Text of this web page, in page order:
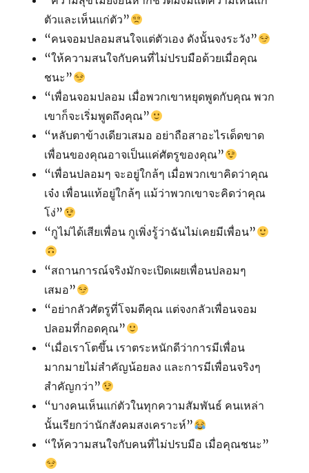
ตัวและเห็นแก่ตัว”
“คนจอมปลอมสนใจแต่ตัวเอง ดังนั้นจงระวัง”
“ให้ความสนใจกับคนที่ไม่ปรบมือด้วยเมื่อคุณ
ชนะ”
“เพื่อนจอมปลอม เมื่อพวกเขาหยุดพูดกับคุณ พวก
เขาก็จะเริ่มพูดถึงคุณ”
“หลับตาข้างเดียวเสมอ อย่าถือสาอะไรเด็ดขาด
เพื่อนของคุณอาจเป็นแค่ศัตรูของคุณ”
“เพื่อนปลอมๆ จะอยู่ใกล้ๆ เมื่อพวกเขาคิดว่าคุณ
เจ๋ง เพื่อนแท้อยู่ใกล้ๆ แม้ว่าพวกเขาจะคิดว่าคุณ
โง่”
“กูไม่ได้เสียเพื่อน กูเพิ่งรู้ว่าฉันไม่เคยมีเพื่อน”
“สถานการณ์จริงมักจะเปิดเผยเพื่อนปลอมๆ
เสมอ”
“อย่ากลัวศัตรูที่โจมตีคุณ แต่จงกลัวเพื่อนจอม
ปลอมที่กอดคุณ”
“เมื่อเราโตขึ้น เราตระหนักดีว่าการมีเพื่อน
มากมายไม่สำคัญน้อยลง และการมีเพื่อนจริงๆ
สำคัญกว่า”
“บางคนเห็นแก่ตัวในทุกความสัมพันธ์ คนเหล่า
นั้นเรียกว่านักสังคมสงเคราะห์”
“ให้ความสนใจกับคนที่ไม่ปรบมือ เมื่อคุณชนะ”